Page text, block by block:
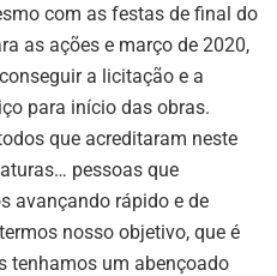
com as festas de final do
as ações e março de 2020,
a licitação e a
para início das obras.
que acreditaram neste
pessoas que
avançando rápido e de
nosso objetivo, que é
tenhamos um abençoado